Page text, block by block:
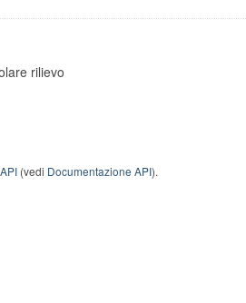
rilievo
API (vedi Documentazione API).